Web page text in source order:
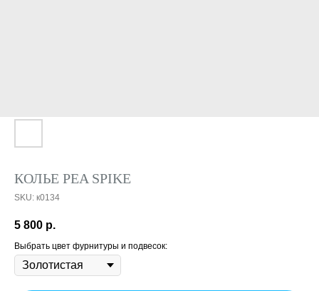
КОЛЬЕ PEA SPIKE
SKU: к0134
5 800 р.
Выбрать цвет фурнитуры и подвесок: